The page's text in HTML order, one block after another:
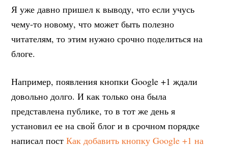
Я уже давно пришел к выводу, что если учусь
чему-то новому, что может быть полезно
читателям, то этим нужно срочно поделиться на
блоге.
Например, появления кнопки Google +1 ждали
довольно долго. И как только она была
представлена публике, то в тот же день я
установил ее на свой блог и в срочном порядке
написал постКак добавить кнопку Google +1 на